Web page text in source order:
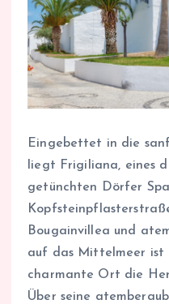
Eingebettet in die
liegt Frigiliana, eines
getünchten Dörfer
Bougainvillea und
auf das Mittelmeer ist
charmante Ort die
Über seine